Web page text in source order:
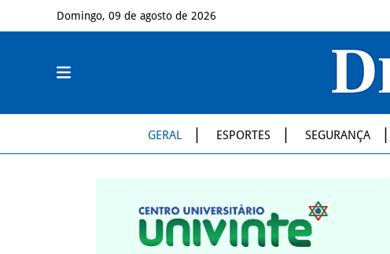
Domingo, 09 de agosto de 2026
GERAL ESPORTES SEGURANÇA